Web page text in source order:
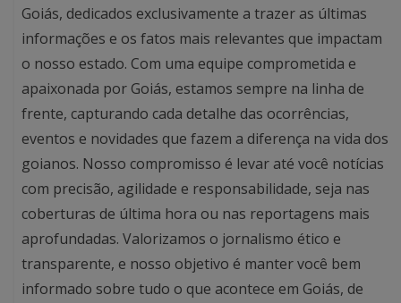
Goiás, dedicados exclusivamente a trazer as últimas
informações e os fatos mais relevantes que impactam
o nosso estado. Com uma equipe comprometida e
apaixonada por Goiás, estamos sempre na linha de
frente, capturando cada detalhe das ocorrências,
eventos e novidades que fazem a diferença na vida dos
goianos. Nosso compromisso é levar até você notícias
com precisão, agilidade e responsabilidade, seja nas
coberturas de última hora ou nas reportagens mais
aprofundadas. Valorizamos o jornalismo ético e
transparente, e nosso objetivo é manter você bem
informado sobre tudo o que acontece em Goiás, de